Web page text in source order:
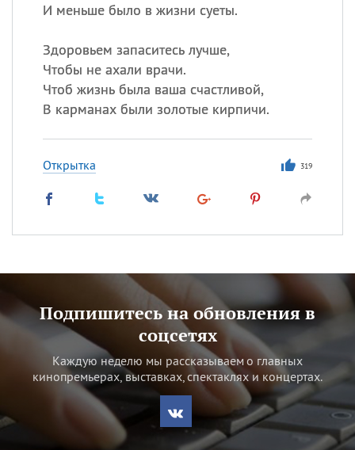
И меньше было в жизни суеты.
Здоровьем запаситесь лучше,
Чтобы не ахали врачи.
Чтоб жизнь была ваша счастливой,
В карманах были золотые кирпичи.
Открытка 319
Подпишитесь на обновления в
соцсетях
Каждую неделю мы рассказываем о главных
кинопремьерах, выставках, спектаклях и концертах.